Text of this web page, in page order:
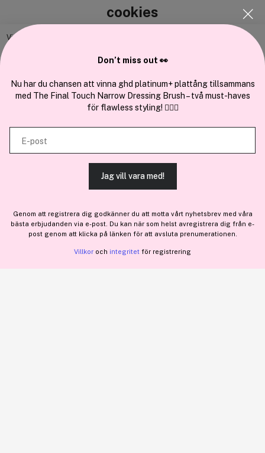
cookies
Vi använder enhetsidentifierare för att anpassa innehållet och
och annan information från din enhet till de sociala medier och annons-
och analysföretag som vi samarbetar med. Dessa kan i sin tur
kombinera informationen med annan information som du har
tillhandahållit eller som de har samlat in när du har använt deras
tjänster.
TILLÅT ALLA COOKIES
VISA DETALJER
Cocopanda.se
Om oss
Brandsdal Group AS
För personlig vägledning om professionella hårprodukter, klicka
här.
Don’t miss out 👀
Nu har du chansen att vinna ghd platinum+ plattång tillsammans
med The Final Touch Narrow Dressing Brush – två must-haves
för flawless styling! 💇‍♀️✨
E-post
Jag vill vara med!
Genom att registrera dig godkänner du att motta vårt nyhetsbrev med våra
bästa erbjudanden via e-post. Du kan när som helst avregistrera dig från e-
post genom att klicka på länken för att avsluta prenumerationen.
Villkor och integritet för registrering